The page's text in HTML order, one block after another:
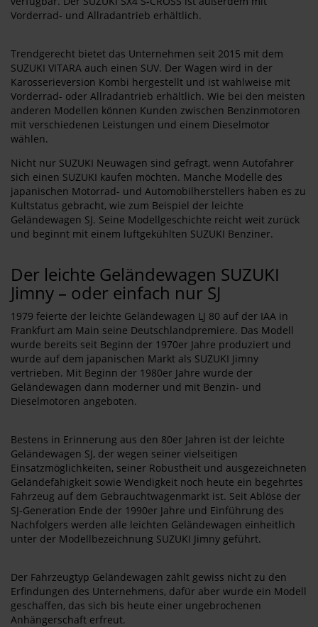
Vorderrad- und Allradantrieb erhältlich.
Trendgerecht bietet das Unternehmen seit 2015 mit dem
SUZUKI VITARA auch einen SUV. Der Wagen wird in der
Karosserieversion Kombi hergestellt und ist wahlweise mit
Vorderrad- oder Allradantrieb erhältlich. Wie bei den meisten
anderen Modellen können Kunden zwischen Benzinmotoren
mit verschiedenen Leistungen und einem Dieselmotor
wählen.
Nicht nur SUZUKI Neuwagen sind gefragt, wenn Autofahrer
sich einen SUZUKI kaufen möchten. Manche Modelle des
japanischen Motorrad- und Automobilherstellers haben es zu
Kultstatus gebracht, wie zum Beispiel der leichte
Geländewagen SJ. Seine Modellgeschichte reicht weit zurück
und beginnt mit einem luftgekühlten SUZUKI Benziner.
Der leichte Geländewagen SUZUKI
Jimny – oder einfach nur SJ
1979 feierte der leichte Geländewagen LJ 80 auf der IAA in
Frankfurt am Main seine Deutschlandpremiere. Das Modell
wurde bereits seit Beginn der 1970er Jahre produziert und
wurde auf dem japanischen Markt als SUZUKI Jimny
vertrieben. Mit Beginn der 1980er Jahre wurde der
Geländewagen dann moderner und mit Benzin- und
Dieselmotoren angeboten.
Bestens in Erinnerung aus den 80er Jahren ist der leichte
Geländewagen SJ, der wegen seiner vielseitigen
Einsatzmöglichkeiten, seiner Robustheit und ausgezeichneten
Geländefähigkeit sowie Wendigkeit noch heute ein begehrtes
Fahrzeug auf dem Gebrauchtwagenmarkt ist. Seit Ablöse der
SJ-Generation Ende der 1990er Jahre und Einführung des
Nachfolgers werden alle leichten Geländewagen einheitlich
unter der Modellbezeichnung SUZUKI Jimny geführt.
Der Fahrzeugtyp Geländewagen zählt gewiss nicht zu den
Erfindungen des Unternehmens, dafür aber wurde ein Modell
geschaffen, das sich bis heute einer ungebrochenen
Anhängerschaft erfreut.